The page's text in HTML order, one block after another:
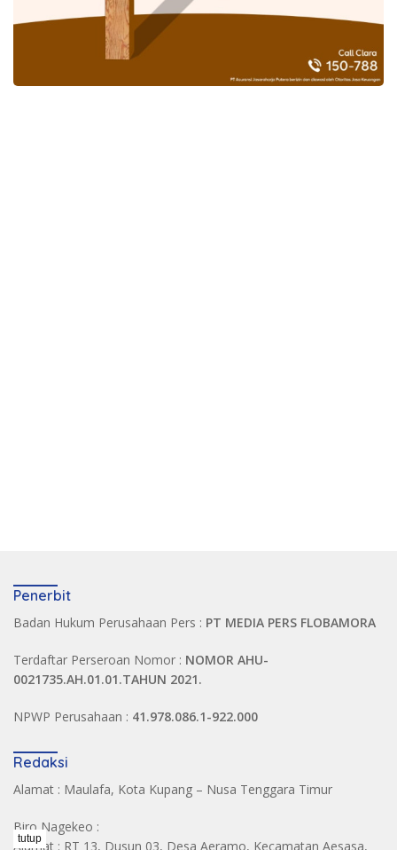
Penerbit
Badan Hukum Perusahaan Pers : PT MEDIA PERS FLOBAMORA
Terdaftar Perseroan Nomor : NOMOR AHU-
0021735.AH.01.01.TAHUN 2021.
NPWP Perusahaan : 41.978.086.1-922.000
Redaksi
Alamat : Maulafa, Kota Kupang – Nusa Tenggara Timur
Biro Nagekeo :
Alamat : RT 13, Dusun 03, Desa Aeramo, Kecamatan Aesasa,
tutup